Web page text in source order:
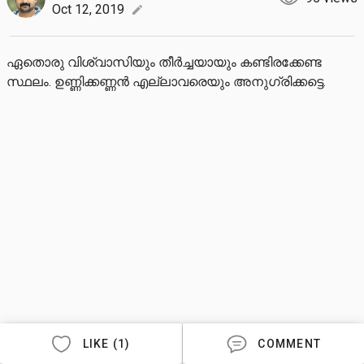
Oct 12, 2019
edit
ഏതൊരു വിശ്വാസിയും തീർച്ചയായും കണ്ടിരക്കേണ്ട
സ്ഥലം. ഉണ്ണിക്കണ്ണൻ എല്ലാവരെയും അനുഗ്രിക്കട്ടെ.
LIKE (1) COMMENT